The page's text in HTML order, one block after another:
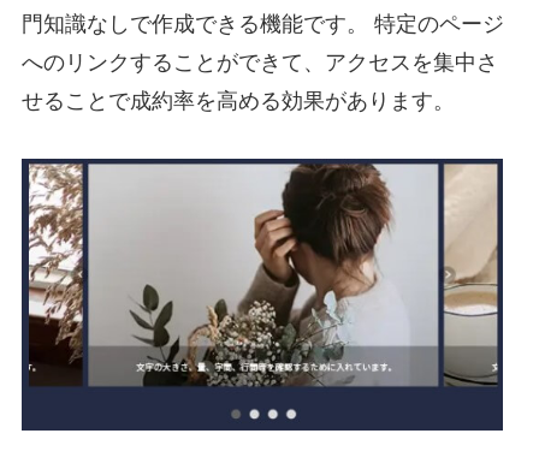
門知識なしで作成できる機能です。 特定のページ
へのリンクすることができて、アクセスを集中さ
せることで成約率を高める効果があります。